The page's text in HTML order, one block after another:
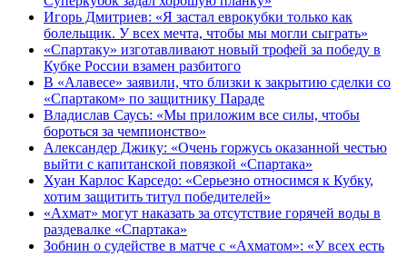
Игорь Дмитриев: «Я застал еврокубки только как
болельщик. У всех мечта, чтобы мы могли сыграть»
«Спартаку» изготавливают новый трофей за победу в
Кубке России взамен разбитого
В «Алавесе» заявили, что близки к закрытию сделки со
«Спартаком» по защитнику Параде
Владислав Саусь: «Мы приложим все силы, чтобы
бороться за чемпионство»
Александер Джику: «Очень горжусь оказанной честью
выйти с капитанской повязкой «Спартака»
Хуан Карлос Карседо: «Серьезно относимся к Кубку,
хотим защитить титул победителей»
«Ахмат» могут наказать за отсутствие горячей воды в
раздевалке «Спартака»
Зобнин о судействе в матче с «Ахматом»: «У всех есть